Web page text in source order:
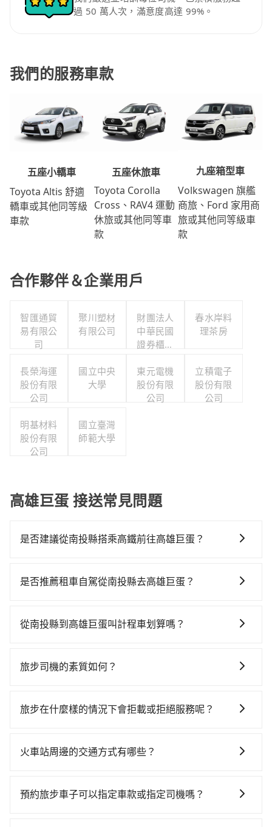
過 50 萬人次，滿意度高達 99%。
我們的服務車款
五座小轎車
Toyota Altis 舒適
轎車或其他同等級
車款
五座休旅車
Toyota Corolla
Cross、RAV4 運動
休旅或其他同等車
款
九座箱型車
Volkswagen 旗艦
商旅、Ford 家用商
旅或其他同等級車
款
合作夥伴＆企業用戶
智匯通貿
易有限公
司
聚川塑材
有限公司
財團法人
中華民國
證券櫃檯
春水岸料
理茶房
長榮海運
股份有限
公司
國立中央
大學
東元電機
股份有限
公司
立積電子
股份有限
公司
明基材料
股份有限
公司
國立臺灣
師範大學
高雄巨蛋 接送常見問題
是否建議從南投縣搭乘高鐵前往高雄巨蛋？
時、較貴，且難叫計程車前往高鐵站！不過從最早一班
送。假設從南投縣竹山鎮前往最靠近的彰化高鐵站，叫
鐘，再乘坐53~55分鐘（平均55分）的高鐵從彰化站前
或者搭乘公車抵達最終的目的地。全程加上轉車時間共1
輛，計程車的密度為雙北的0.2%，換句話說，臨時要叫
地人便漫天喊價或恣意繞路。但如果全程使用tripool並
是否推薦租車自駕從南投縣去高雄巨蛋？
能不小。租車公司一般以天為單位計費，小轎車如
$4,500，油錢（每公里約3元）、eTag（每公里約1
收100~2,000元不等的超里程費用。由於絕大多數的租
如此預計小轎車的花費至少$3,400、九人座$6,400起。
從南投縣到高雄巨蛋叫計程車划算嗎？
灣大車隊和Yoxi，如果在路邊攔不到車，也可考慮打電
為5,200~6,200元間，但如改預約tripool可省高達
北的0.2%，也就是說要臨時叫到小黃的難度是台北或新
免當場被坑受騙。綜合以上，無論在價格或服務品質
旅步司機的素質如何？
同時，旅步也會詳細記錄每位司機每次服務的狀況以及
旅步在什麼樣的情況下會拒載或拒絕服務呢？
原因，司機有權拒絕服務： 1) 當日搭車人數或行李超過
同行，卻無自備或加購兒童座椅。提醒您，為了保護孩
火車站周邊的交通方式有哪些？
方式： 公車或客運：乘坐公車或客運到達或離開火車
預約旅步車子可以指定車款或指定司機嗎？